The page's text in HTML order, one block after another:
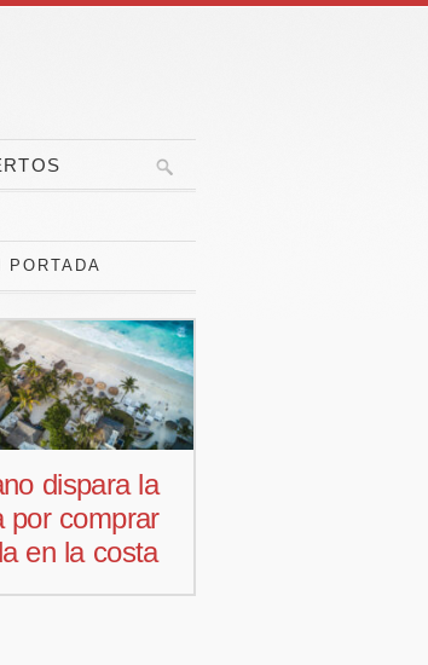
PORTADA
Pedro Aguiar nuevo
responsable
comercial para
Offcoustic Iberia